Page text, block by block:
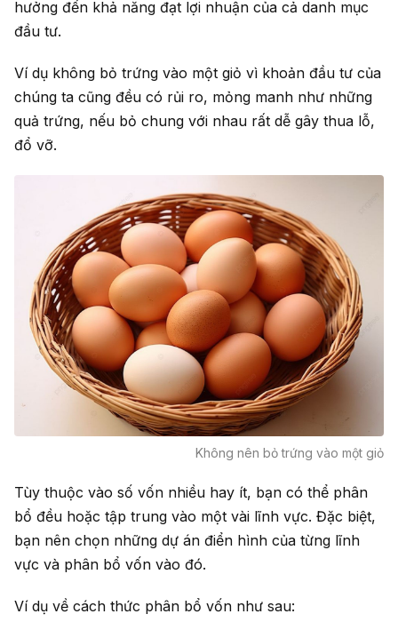
hưởng đến khả năng đạt lợi nhuận của cả danh mục
đầu tư.
Ví dụ không bỏ trứng vào một giỏ vì khoản đầu tư của
chúng ta cũng đều có rủi ro, mỏng manh như những
quả trứng, nếu bỏ chung với nhau rất dễ gây thua lỗ,
đổ vỡ.
Không nên bỏ trứng vào một giỏ
Tùy thuộc vào số vốn nhiều hay ít, bạn có thể phân
bổ đều hoặc tập trung vào một vài lĩnh vực. Đặc biệt,
bạn nên chọn những dự án điển hình của từng lĩnh
vực và phân bổ vốn vào đó.
Ví dụ về cách thức phân bổ vốn như sau: